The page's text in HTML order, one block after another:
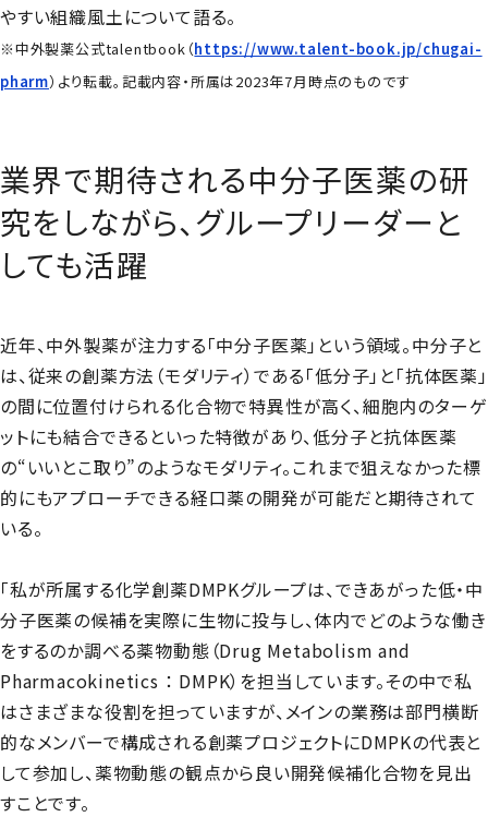
やすい組織風土について語る。
※中外製薬公式talentbook（https://www.talent-book.jp/chugai-
pharm）より転載。記載内容・所属は2023年7月時点のものです
業界で期待される中分子医薬の研
究をしながら、グループリーダーと
しても活躍
近年、中外製薬が注力する「中分子医薬」という領域。中分子と
は、従来の創薬方法（モダリティ）である「低分子」と「抗体医薬」
の間に位置付けられる化合物で特異性が高く、細胞内のターゲ
ットにも結合できるといった特徴があり、低分子と抗体医薬
の“いいとこ取り”のようなモダリティ。これまで狙えなかった標
的にもアプローチできる経口薬の開発が可能だと期待されて
いる。
「私が所属する化学創薬DMPKグループは、できあがった低・中
分子医薬の候補を実際に生物に投与し、体内でどのような働き
をするのか調べる薬物動態（Drug Metabolism and
Pharmacokinetics ： DMPK）を担当しています。その中で私
はさまざまな役割を担っていますが、メインの業務は部門横断
的なメンバーで構成される創薬プロジェクトにDMPKの代表と
して参加し、薬物動態の観点から良い開発候補化合物を見出
すことです。